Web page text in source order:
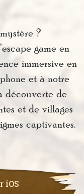
?
game en
immersive en
et à notre
découverte de
et de villages
captivantes.
iOS